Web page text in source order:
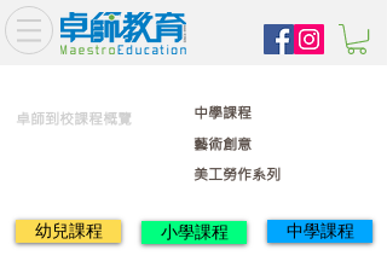
卓師到校課程概覽
藝術創意
美工勞作系列
中學課程
幼兒課程 小學課程 中學課程